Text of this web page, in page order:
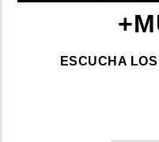
ESCUCHA